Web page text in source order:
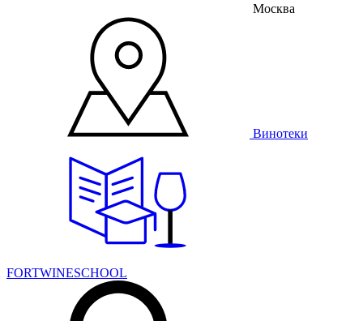
Москва
Винотеки
FORTWINESCHOOL